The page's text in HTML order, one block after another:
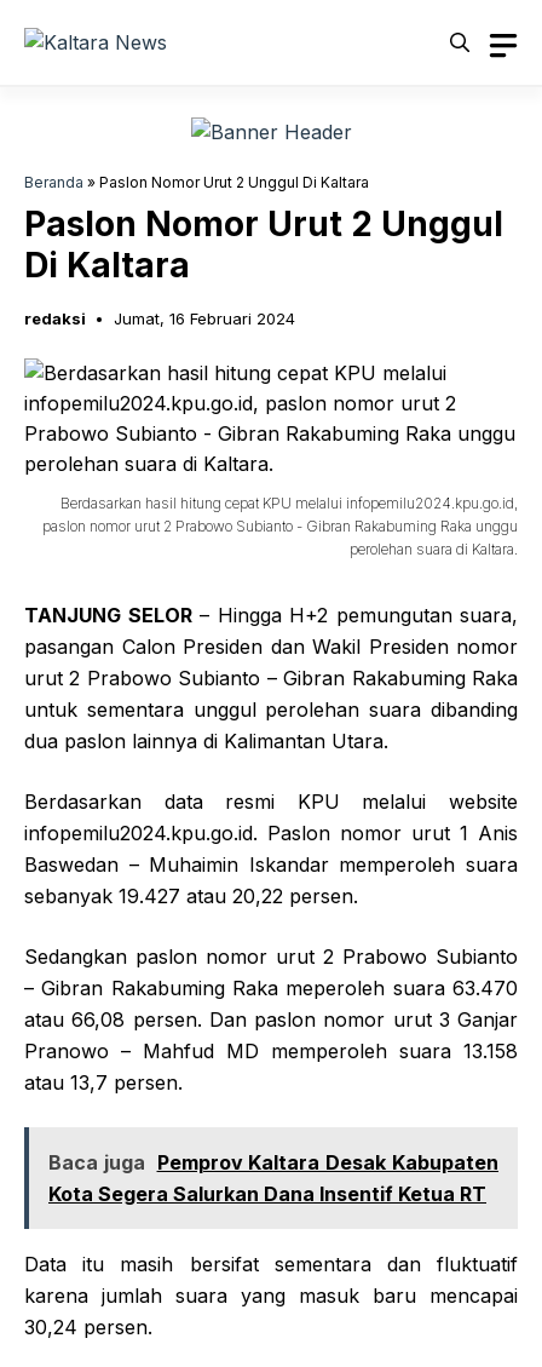
Beranda » Paslon Nomor Urut 2 Unggul Di Kaltara
Paslon Nomor Urut 2 Unggul
Di Kaltara
redaksi Jumat, 16 Februari 2024
Berdasarkan hasil hitung cepat KPU melalui infopemilu2024.kpu.go.id,
paslon nomor urut 2 Prabowo Subianto - Gibran Rakabuming Raka unggu
perolehan suara di Kaltara.
TANJUNG SELOR– Hingga H+2 pemungutan suara,
pasangan Calon Presiden dan Wakil Presiden nomor
urut 2 Prabowo Subianto – Gibran Rakabuming Raka
untuk sementara unggul perolehan suara dibanding
dua paslon lainnya di Kalimantan Utara.
Berdasarkan data resmi KPU melalui website
infopemilu2024.kpu.go.id. Paslon nomor urut 1 Anis
Baswedan – Muhaimin Iskandar memperoleh suara
sebanyak 19.427 atau 20,22 persen.
Sedangkan paslon nomor urut 2 Prabowo Subianto
– Gibran Rakabuming Raka meperoleh suara 63.470
atau 66,08 persen. Dan paslon nomor urut 3 Ganjar
Pranowo – Mahfud MD memperoleh suara 13.158
atau 13,7 persen.
Baca juga Pemprov Kaltara Desak Kabupaten
Kota Segera Salurkan Dana Insentif Ketua RT
Data itu masih bersifat sementara dan fluktuatif
karena jumlah suara yang masuk baru mencapai
30,24 persen.